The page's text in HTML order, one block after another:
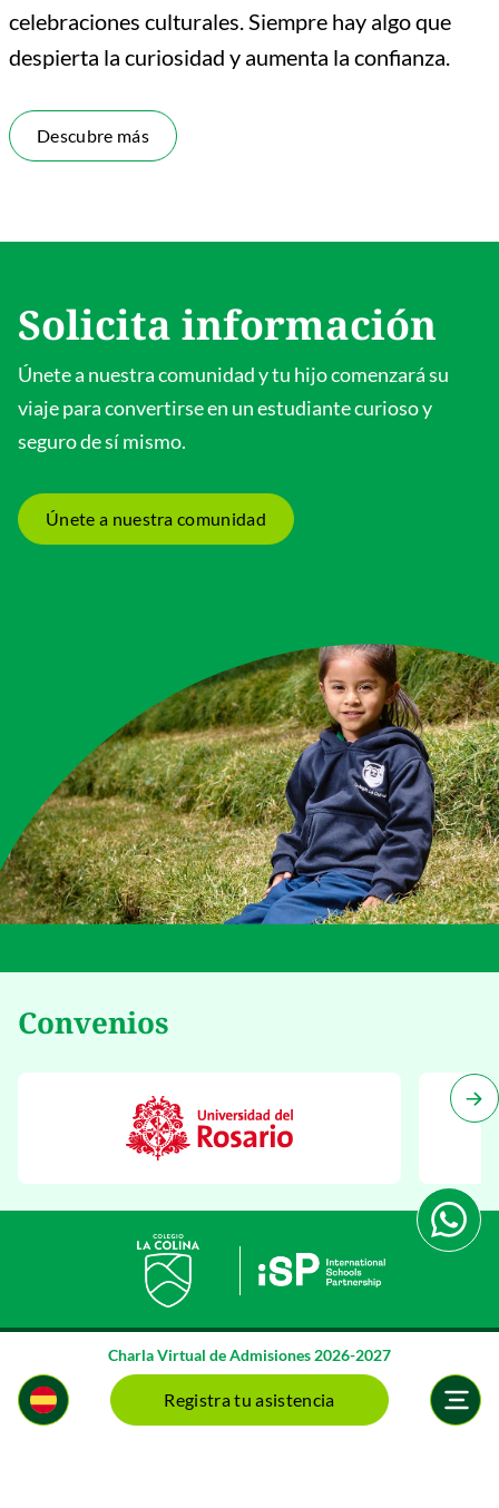
Charla Virtual de Admisiones 2026-2027
Registra tu asistencia
celebraciones culturales. Siempre hay algo que
despierta la curiosidad y aumenta la confianza.
Descubre más
Solicita información
Únete a nuestra comunidad y tu hijo comenzará su
viaje para convertirse en un estudiante curioso y
seguro de sí mismo.
Únete a nuestra comunidad
Convenios